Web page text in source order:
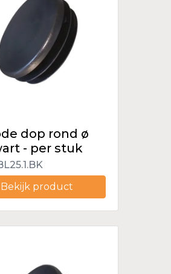
dop rond ø
- per stuk
Bekijk product